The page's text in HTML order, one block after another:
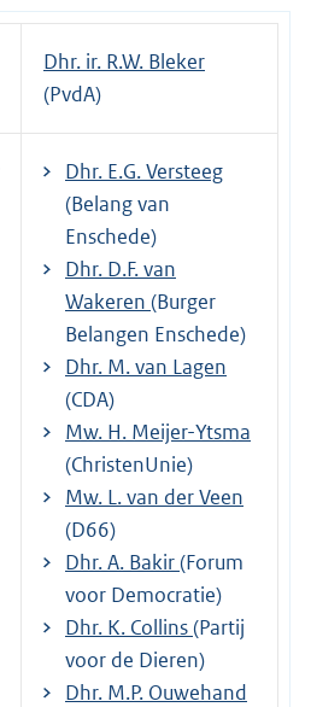
Dhr. ir. R.W. Bleker
(PvdA)
Dhr. E.G. Versteeg
(Belang van
Enschede)
Dhr. D.F. van
Wakeren (Burger
Belangen Enschede)
Dhr. M. van Lagen
(CDA)
Mw. H. Meijer-Ytsma
(ChristenUnie)
Mw. L. van der Veen
(D66)
Dhr. A. Bakir(Forum
voor Democratie)
Dhr. K. Collins(Partij
voor de Dieren)
Dhr. M.P. Ouwehand